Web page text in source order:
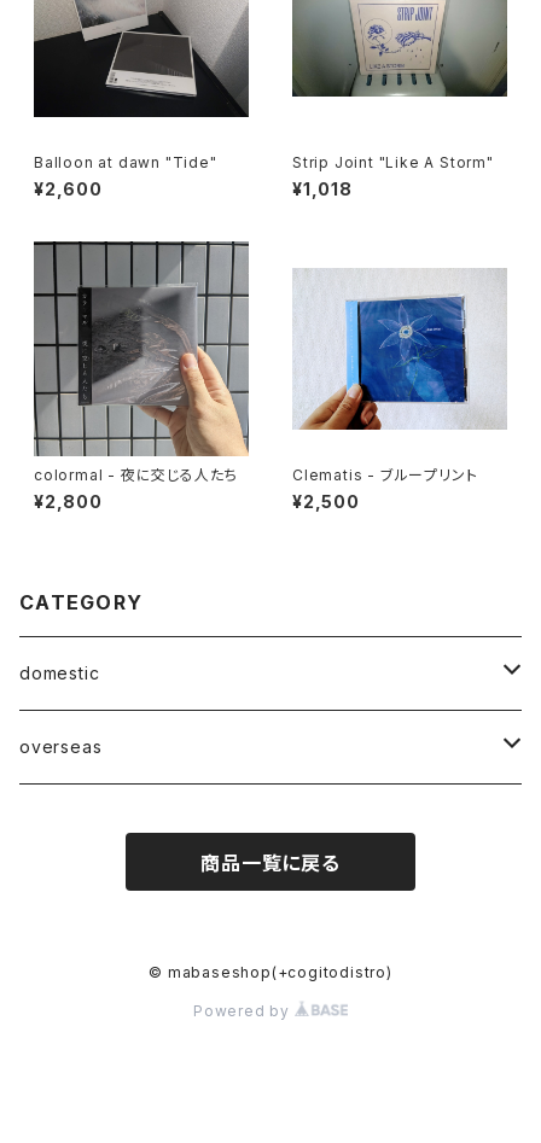
Balloon at dawn "Tide"
¥2,600
Strip Joint "Like A Storm"
¥1,018
colormal - 夜に交じる人たち
¥2,800
Clematis - ブループリント
¥2,500
CATEGORY
domestic
Mabase Records[マバセレコーズ]
overseas
商品一覧に戻る
© mabaseshop(+cogitodistro)
Powered by